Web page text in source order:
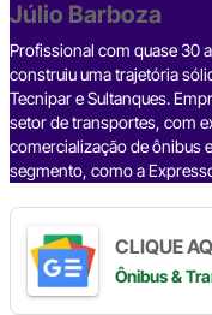
o
k
Júlio Barboza
Profissional com quase 30
construiu uma trajetória
Tecnipar e Sultanques.
setor de transportes, com
comercialização de ônibus
segmento, como a
CLIQUE
Ônibus &